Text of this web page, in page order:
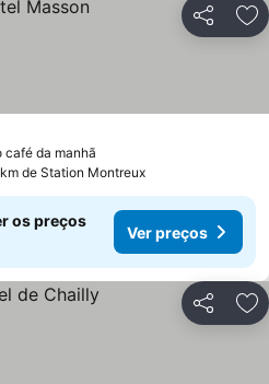
Partilhar
café da manhã
km de Station Montreux
os preços
Ver preços
Partilhar